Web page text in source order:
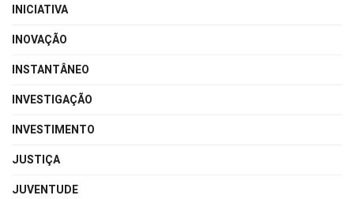
INICIATIVA
INOVAÇÃO
INSTANTÂNEO
INVESTIGAÇÃO
INVESTIMENTO
JUSTIÇA
JUVENTUDE